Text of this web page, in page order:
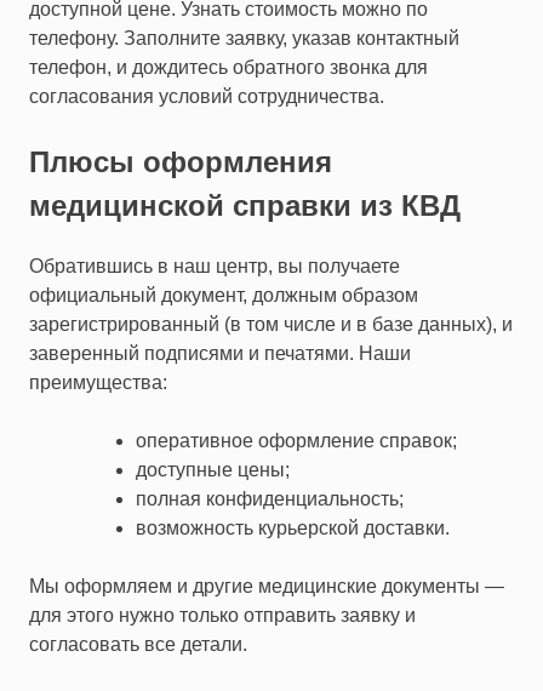
доступной цене. Узнать стоимость можно по
телефону. Заполните заявку, указав контактный
телефон, и дождитесь обратного звонка для
согласования условий сотрудничества.
Плюсы оформления
медицинской справки из КВД
Обратившись в наш центр, вы получаете
официальный документ, должным образом
зарегистрированный (в том числе и в базе данных), и
заверенный подписями и печатями. Наши
преимущества:
оперативное оформление справок;
доступные цены;
полная конфиденциальность;
возможность курьерской доставки.
Мы оформляем и другие медицинские документы —
для этого нужно только отправить заявку и
согласовать все детали.